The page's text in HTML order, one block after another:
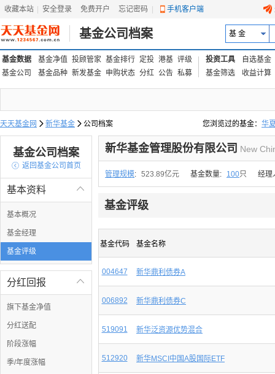
收藏本站 安全登录 免费开户 忘记密码 手机客户端
基金公司档案 基 金
基金数据 基金净值 投顾管家 基金排行 定投 港基 评级
基金公司
基金品种 新发基金 申购状态 分红 公告 私募
投资工具
自选基金
基金筛选
收益计算
天天基金网  新华基金  公司档案 您浏览过的基金： 华
易方达上证中盘ETF联
基金公司档案
 返回基金公司首页

基本资料
基本概况
基金经理
基金评级

分红回报
旗下基金净值
分红送配
阶段涨幅
季/年度涨幅
新华基金管理股份有限公司 New
管理规模: 523.89亿元 基金数量: 100只 经理
基金评级
基金代码 基金名称
004647 新华鼎利债券A
006892 新华鼎利债券C
519091 新华泛资源优势混合
512920 新华MSCI中国A股国际ETF